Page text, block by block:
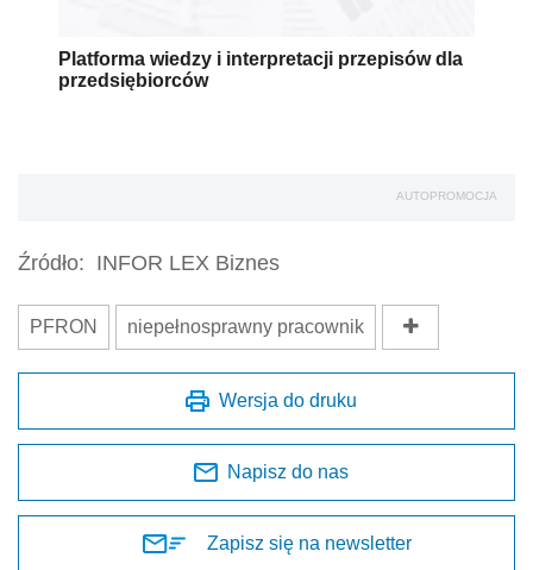
Platforma wiedzy i interpretacji przepisów dla
przedsiębiorców
AUTOPROMOCJA
Źródło: INFOR LEX Biznes
PFRON niepełnosprawny pracownik
Wersja do druku
Napisz do nas
Zapisz się na newsletter